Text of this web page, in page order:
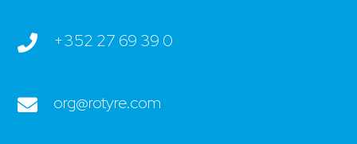
+352 27 69 39 0
org@rotyre.com